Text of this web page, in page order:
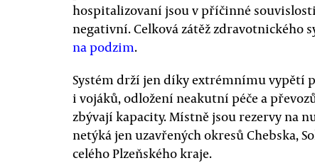
hospitalizovaní jsou v příčinné
negativní. Celková zátěž zdravotnického
na podzim.
Systém drží jen díky extrémnímu vypětí
i vojáků, odložení neakutní péče a
zbývají kapacity. Místně jsou rezervy na
netýká jen uzavřených okresů Chebska,
celého Plzeňského kraje.